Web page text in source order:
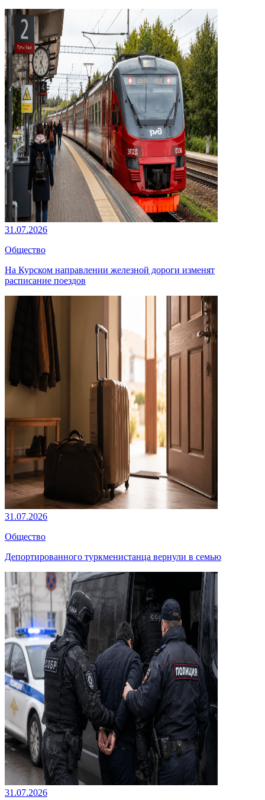
31.07.2026
Общество
На Курском направлении железной дороги изменят
расписание поездов
31.07.2026
Общество
Депортированного туркменистанца вернули в семью
31.07.2026